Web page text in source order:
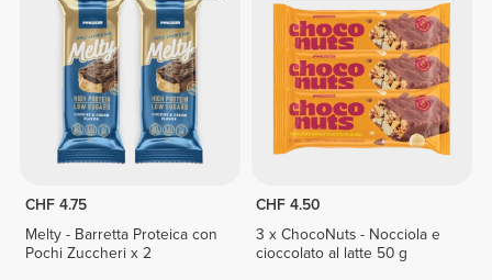
CHF 4.75
Melty - Barretta Proteica con
Pochi Zuccheri x 2
CHF 4.50
3 x ChocoNuts - Nocciola e
cioccolato al latte 50 g